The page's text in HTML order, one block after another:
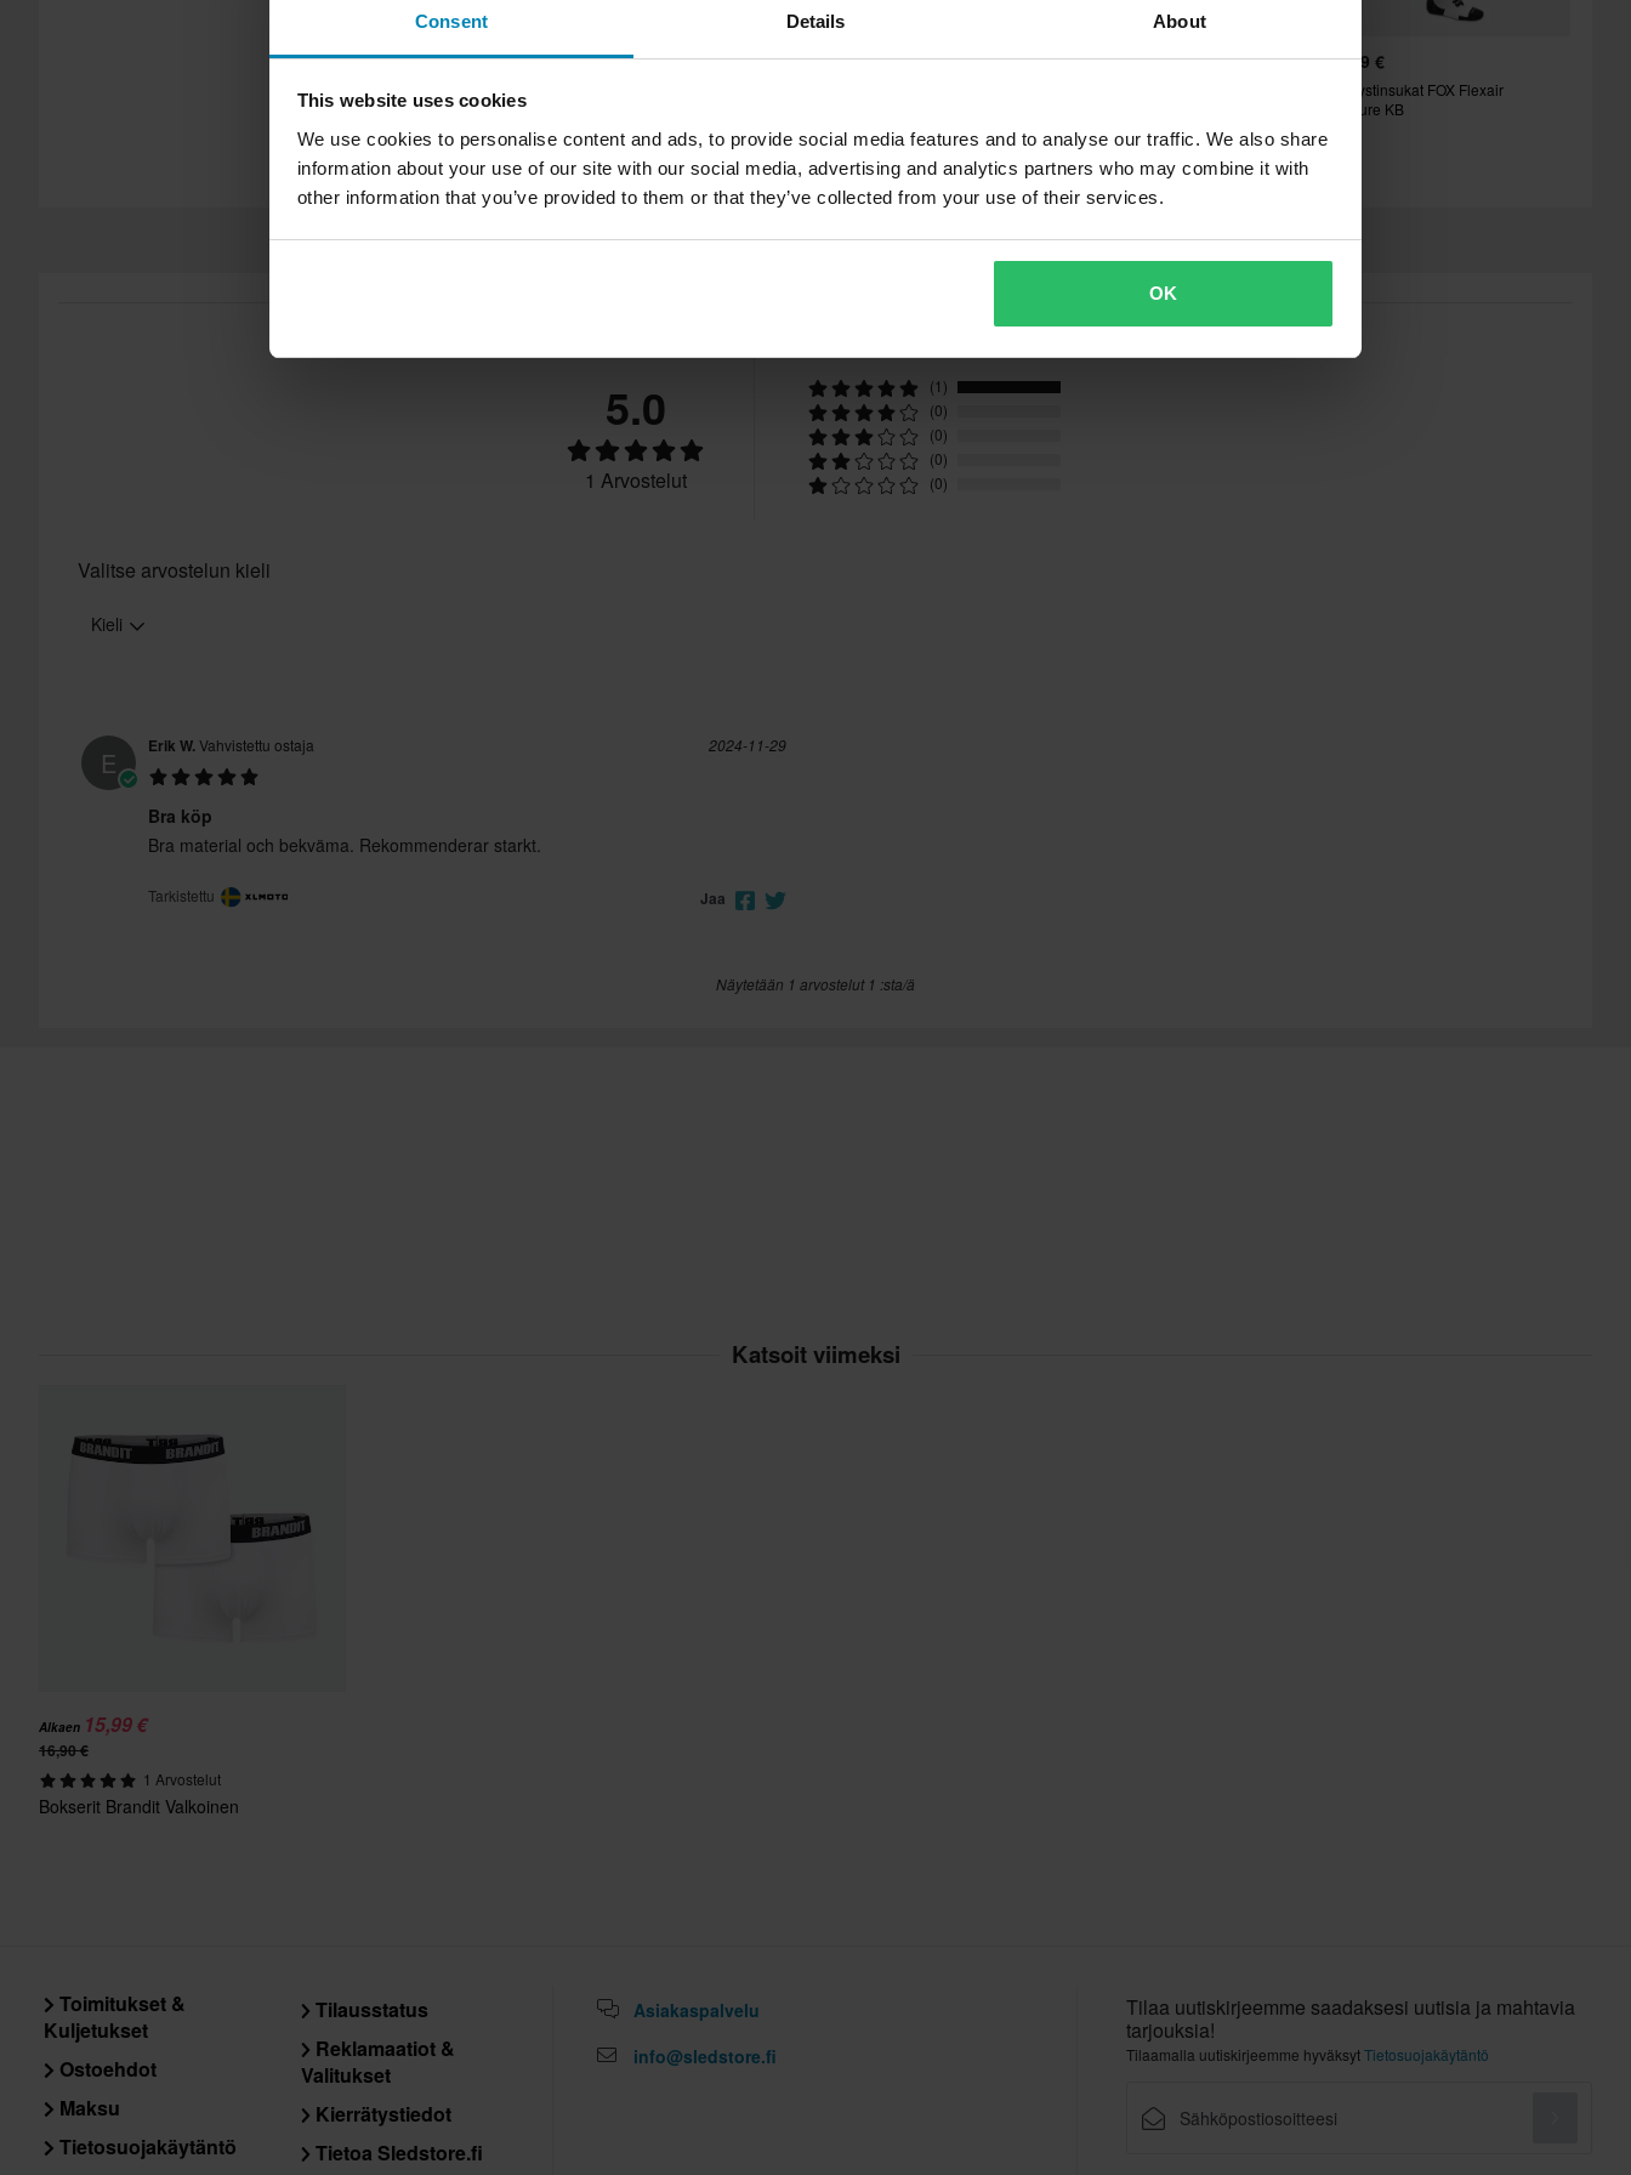
Consent Details About
This website uses cookies
We use cookies to personalise content and ads, to provide social media features and to analyse our traffic. We also share
information about your use of our site with our social media, advertising and analytics partners who may combine it with
other information that you’ve provided to them or that they’ve collected from your use of their services.
OK
S 100 x 100 x 20 mm
Yli 150€ tilaukset ovat maksuttomia. *Tämä ei sisällä ylisuuria tuotteita
kulut. *Palautusoikeus ei koske henkilökohtaisesti räätälöityjä tai tilauksesta valmistettuja
tuotteita. Katso lisätietoja ja ehdot
asiakaspalveluosiosta
34,50 €
Atmosphere Boxer Brief 25
22,99 € -12% 49,99 €
Säärystinsukat FOX Flexair
Fracture KB
5.0
1 Arvostelut
(1)
(0)
(0)
(0)
(0)
Valitse arvostelun kieli
Kieli
E Erik W.Vahvistettu ostaja 2024-11-29
Bra köp
Bra material och bekväma. Rekommenderar starkt.
Tarkistettu Jaa
Näytetään 1 arvostelut 1 :sta/ä
Katsoit viimeksi
Alkaen 15,99 €
16,90 €
1 Arvostelut
Bokserit Brandit Valkoinen
Toimitukset &
Kuljetukset
Ostoehdot
Maksu
Tietosuojakäytäntö
Tilausstatus
Reklamaatiot &
Valitukset
Kierrätystiedot
Tietoa Sledstore.fi
Asiakaspalvelu
info@sledstore.fi
Tilaa uutiskirjeemme saadaksesi uutisia ja mahtavia
tarjouksia!
Tilaamalla uutiskirjeemme hyväksytTietosuojakäytäntö